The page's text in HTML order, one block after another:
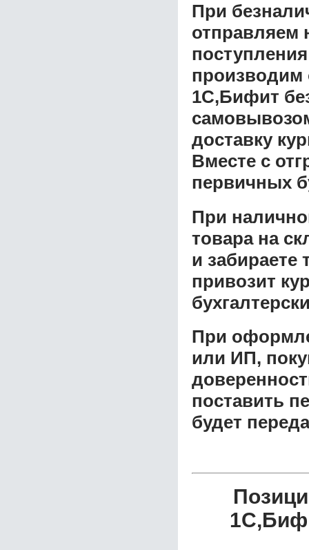
При
отправляем
производим
1C,Бифит
доставку
Вместе с
первичных
При
товара на
и забираете
привозит
При
или ИП,
поставить
будет